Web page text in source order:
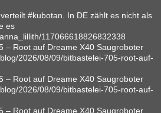
#kubotan. In DE zählt es nicht als
es
117066618826832338
– Root auf Dreame X40 Saugroboter
2026/08/09/bitbastelei-705-root-auf-
– Root auf Dreame X40 Saugroboter
2026/08/09/bitbastelei-705-root-auf-
– Root auf Dreame X40 Saugroboter